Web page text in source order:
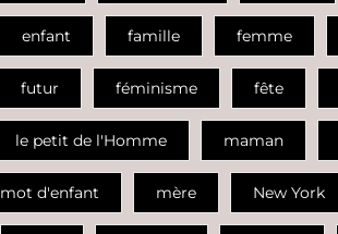
enfant famille femme
futur féminisme fête
le petit de l'Homme maman
mot d'enfant mère New York